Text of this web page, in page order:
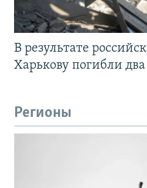
В результате
Харькову погибли
Регионы